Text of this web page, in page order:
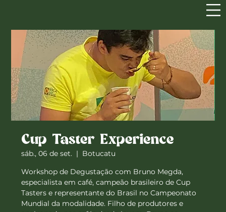
Cup Taster Experience
sáb., 06 de set.
  |
Botucatu
Workshop de Degustação com Bruno Megda,
especialista em café, campeão brasileiro de Cup
Tasters e representante do Brasil no Campeonato
Mundial da modalidade. Filho de produtores e